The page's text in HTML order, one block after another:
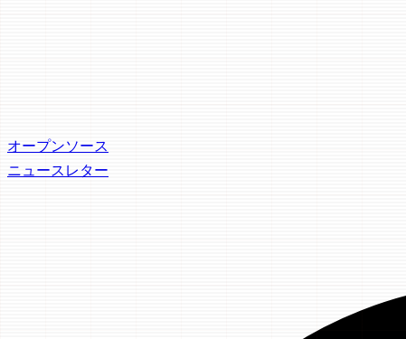
オープンソース
ニュースレター